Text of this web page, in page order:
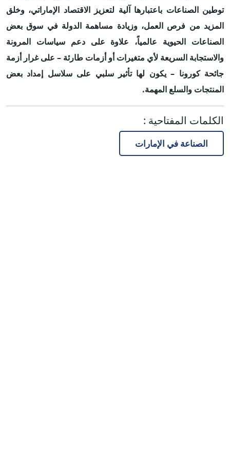
توطين الصناعات باعتبارها آلية لتعزيز الاقتصاد الإماراتي، وخلق
المزيد من فرص العمل، وزيادة مساهمة الدولة في سوق بعض
الصناعات الحيوية عالمياً، علاوة على دعم سياسات المرونة
والاستجابة السريعة لأي متغيرات أو أزمات طارئة – على غرار أزمة
جائحة كورونا –يكون لها تأثير سلبي على سلاسل إمداد بعض
المنتجات والسلع المهمة.
الكلمات المفتاحية :
الصناعة في الإمارات